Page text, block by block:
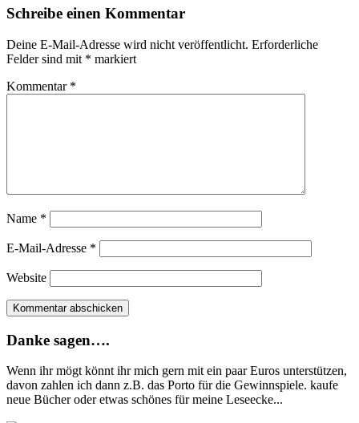
Schreibe einen Kommentar
Deine E-Mail-Adresse wird nicht veröffentlicht. Erforderliche
Felder sind mit * markiert
Kommentar *
Name *
E-Mail-Adresse *
Website
Danke sagen….
Wenn ihr mögt könnt ihr mich gern mit ein paar Euros unterstützen,
davon zahlen ich dann z.B. das Porto für die Gewinnspiele. kaufe
neue Bücher oder etwas schönes für meine Leseecke...